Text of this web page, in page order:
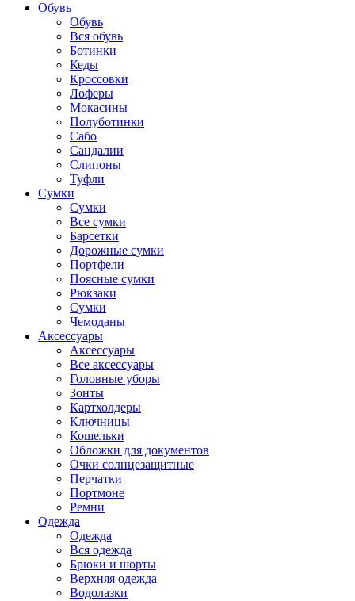
Обувь
Обувь
Вся обувь
Ботинки
Кеды
Кроссовки
Лоферы
Мокасины
Полуботинки
Сабо
Сандалии
Слипоны
Туфли
Сумки
Сумки
Все сумки
Барсетки
Дорожные сумки
Портфели
Поясные сумки
Рюкзаки
Сумки
Чемоданы
Аксессуары
Аксессуары
Все аксессуары
Головные уборы
Зонты
Картхолдеры
Ключницы
Кошельки
Обложки для документов
Очки солнцезащитные
Перчатки
Портмоне
Ремни
Одежда
Одежда
Вся одежда
Брюки и шорты
Верхняя одежда
Водолазки